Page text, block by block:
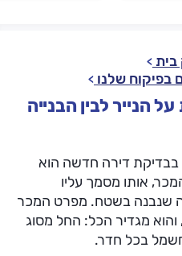
בית
בפיקוח שלנו
הנייר לבין הבנייה
בבדיקת דירה חדשה הוא
אותו מסמך עליו
שנבנה בשטח. מפרט המכר
והוא מגדיר הכל: החל מסוג
בכל חדר.